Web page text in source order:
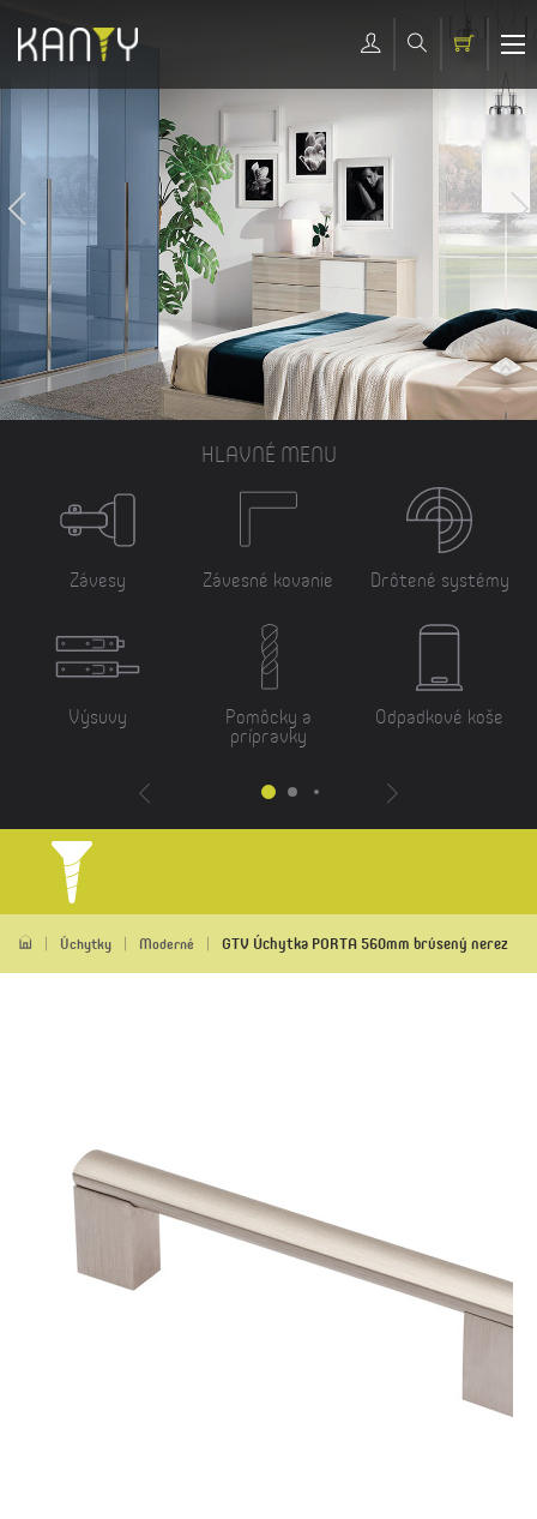
HLAVNÉ MENU
Závesy
Výsuvy
Závesné kovanie
Pomôcky a
prípravky
Drôtené systémy
Odpadkové koše
Úchytky Moderné GTV Úchytka PORTA 560mm brúsený nerez